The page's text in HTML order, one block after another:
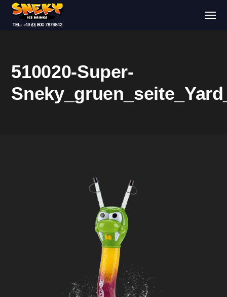
510020-Super-